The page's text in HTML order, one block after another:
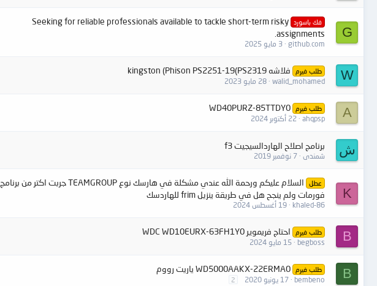
G
فك باسورد
Seeking for reliable professionals available to tackle short-term risky
assignments.
github.com 3 مايو 2025
W طلب فيرم فلاشه kingston (Phison PS2251-19(PS2319
walid_mohamed 28 مايو 2023
A طلب فيرم WD40PURZ-85TTDY0
ahqpsp 22 أكتوبر 2024
ش برنامج اصلاح الهاردالسيجيت f3
شمندى 7 نوفمبر 2019
K
عطل
السلام عليكم ورحمة الله عندي مشكلة في هارسك نوع TEAMGROUP جربت اكتر من برنامج
فورمات ولم ينجح هل في طريقة ينزيل frim للهاردسك
khaled-86 19 أغسطس 2024
B طلب فيرم احتاج فريموير WDC WD10EURX-63FH1Y0
begboss 15 مايو 2024
B طلب فيرم WD5000AAKX-22ERMA0 ياريت رووم
bembeno 17 يونيو 2020 2